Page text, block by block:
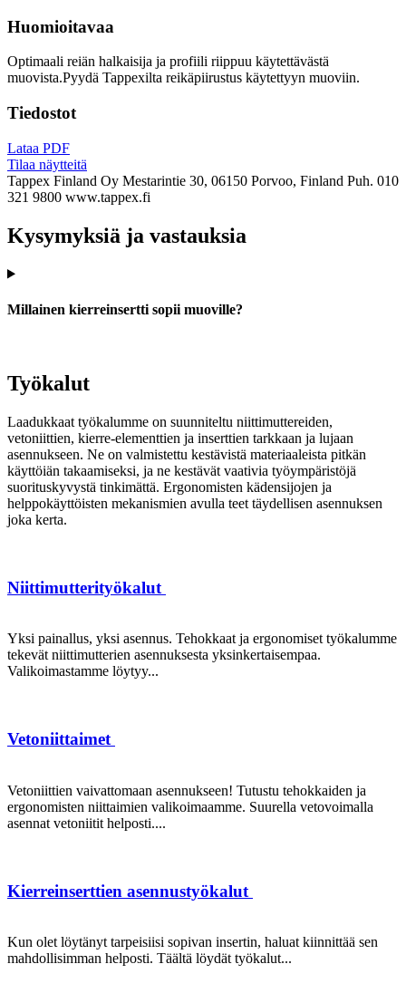
Huomioitavaa
Optimaali reiän halkaisija ja profiili riippuu käytettävästä
muovista.Pyydä Tappexilta reikäpiirustus käytettyyn muoviin.
Tiedostot
Lataa PDF
Tilaa näytteitä
Tappex Finland Oy Mestarintie 30, 06150 Porvoo, Finland Puh. 010
321 9800 www.tappex.fi
Kysymyksiä ja vastauksia
Millainen kierreinsertti sopii muoville?
Työkalut
Laadukkaat työkalumme on suunniteltu niittimuttereiden,
vetoniittien, kierre-elementtien ja inserttien tarkkaan ja lujaan
asennukseen. Ne on valmistettu kestävistä materiaaleista pitkän
käyttöiän takaamiseksi, ja ne kestävät vaativia työympäristöjä
suorituskyvystä tinkimättä. Ergonomisten kädensijojen ja
helppokäyttöisten mekanismien avulla teet täydellisen asennuksen
joka kerta.
Niittimutterityökalut
Yksi painallus, yksi asennus. Tehokkaat ja ergonomiset työkalumme
tekevät niittimutterien asennuksesta yksinkertaisempaa.
Valikoimastamme löytyy...
Vetoniittaimet
Vetoniittien vaivattomaan asennukseen! Tutustu tehokkaiden ja
ergonomisten niittaimien valikoimaamme. Suurella vetovoimalla
asennat vetoniitit helposti....
Kierreinserttien asennustyökalut
Kun olet löytänyt tarpeisiisi sopivan insertin, haluat kiinnittää sen
mahdollisimman helposti. Täältä löydät työkalut...